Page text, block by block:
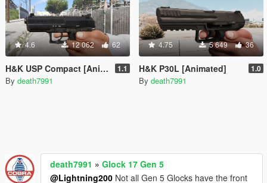
4.6 12 062 62
H&K USP Compact [Animated] 1.1
By death7991
4.75 5 649 36
H&K P30L [Animated] 1.0
By death7991
death7991 » Glock 17 Gen 5
@Lightning200 Not all Gen 5 Glocks have the front